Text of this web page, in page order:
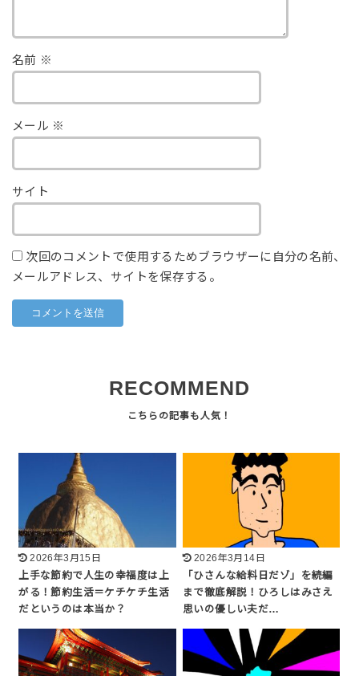
名前 ※
メール ※
サイト
次回のコメントで使用するためブラウザーに自分の名前、
メールアドレス、サイトを保存する。
RECOMMEND
2026年3月15日
上手な節約で人生の幸福度は上
がる！節約生活＝ケチケチ生活
だというのは本当か？
2026年3月14日
「ひさんな給料日だゾ」を続編
まで徹底解説！ひろしはみさえ
思いの優しい夫だ…